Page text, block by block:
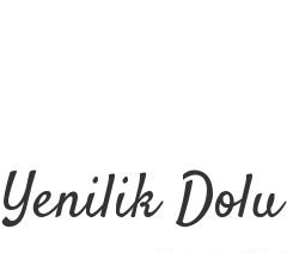
Yenilik